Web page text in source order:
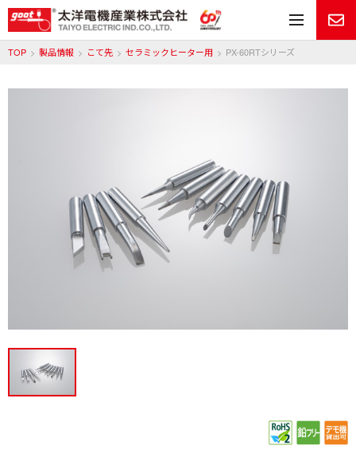
メ
TOP 製品情報 こて先 セラミックヒーター用 PX-60RTシリーズ